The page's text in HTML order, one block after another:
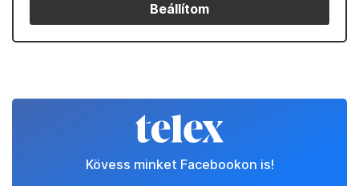
Beállítom
Kövess minket Facebookon is!